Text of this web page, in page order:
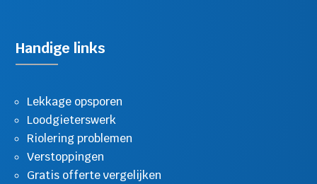
Handige links
Lekkage opsporen
Loodgieterswerk
Riolering problemen
Verstoppingen
Gratis offerte vergelijken